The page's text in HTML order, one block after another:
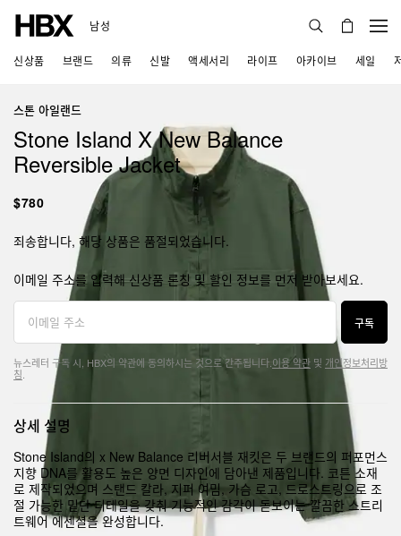
남성
신상품 브랜드 의류 신발 액세서리 라이프 아카이브 세일
스톤 아일랜드
Stone Island X New Balance
Reversible Jacket
$780
죄송합니다, 해당 상품은 품절되었습니다.
이메일 주소를 입력해 신상품 론칭 및 할인 정보를 먼저 받아보세요.
구독
뉴스레터 구독 시, HBX의 약관에 동의하시는 것으로 간주됩니다. 이용 약관 및 개인정보처리방
침
상세 설명
Stone Island의 x New Balance 리버서블 재킷은 두 브랜드의 퍼포먼스
지향 DNA를 활용도 높은 양면 디자인에 담아낸 제품입니다. 코튼 소재
로 제작되었으며 스탠드 칼라, 지퍼 여밈, 가슴 로고, 드로스트링으로 조
절 가능한 밑단 디테일을 갖춰 기능적인 감각이 돋보이는 깔끔한 스트리
트웨어 에센셜을 완성합니다.